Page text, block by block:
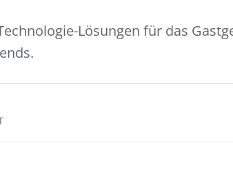
Lösungen für das